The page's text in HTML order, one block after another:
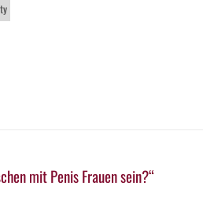
mit Penis Frauen sein?“